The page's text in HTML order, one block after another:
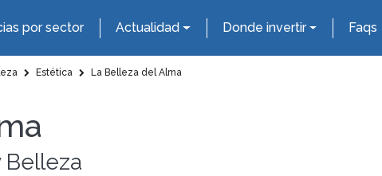
por sector Actualidad Donde invertir Faqs
Estética La Belleza del Alma
Belleza